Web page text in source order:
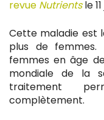
revue Nutrients le
Cette maladie est
plus de
femmes en âge
mondiale de la
traitement
complètement.